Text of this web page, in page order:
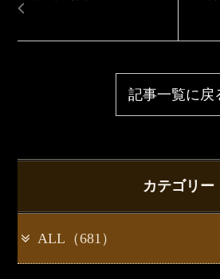
記事一覧に戻
カテゴリー
ALL（681）